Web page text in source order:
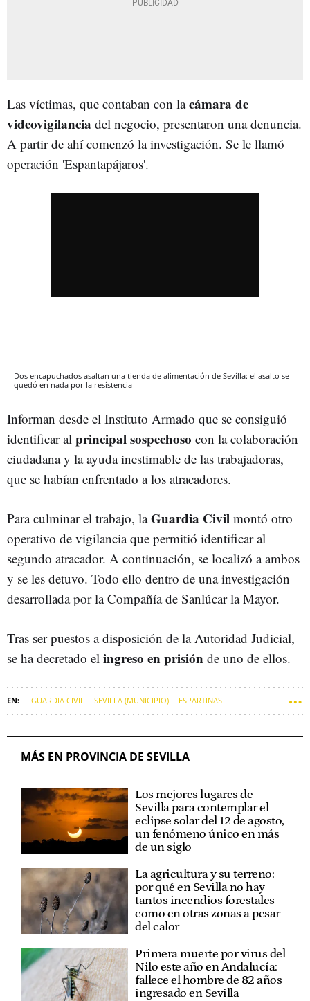
Las víctimas, que contaban con lacámara de
videovigilancia del negocio, presentaron una denuncia.
A partir de ahí comenzó la investigación. Se le llamó
operación 'Espantapájaros'.
Dos encapuchados asaltan una tienda de alimentación de Sevilla: el asalto se
quedó en nada por la resistencia
Informan desde el Instituto Armado que se consiguió
identificar al principal sospechoso con la colaboración
ciudadana y la ayuda inestimable de las trabajadoras,
que se habían enfrentado a los atracadores.
Para culminar el trabajo, laGuardia Civil montó otro
operativo de vigilancia que permitió identificar al
segundo atracador. A continuación, se localizó a ambos
y se les detuvo. Todo ello dentro de una investigación
desarrollada por la Compañía de Sanlúcar la Mayor.
Tras ser puestos a disposición de la Autoridad Judicial,
se ha decretado el ingreso en prisión de uno de ellos.
GUARDIA CIVIL SEVILLA (MUNICIPIO) ESPARTINAS
MÁS EN PROVINCIA DE SEVILLA
Los mejores lugares de
Sevilla para contemplar el
eclipse solar del 12 de agosto,
un fenómeno único en más
de un siglo
La agricultura y su terreno:
por qué en Sevilla no hay
tantos incendios forestales
como en otras zonas a pesar
del calor
Primera muerte por virus del
Nilo este año en Andalucía:
fallece el hombre de 82 años
ingresado en Sevilla